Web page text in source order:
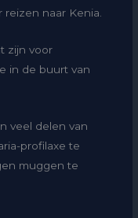
naar Kenia.
zijn voor
in de buurt van
veel delen van
profilaxe te
muggen te